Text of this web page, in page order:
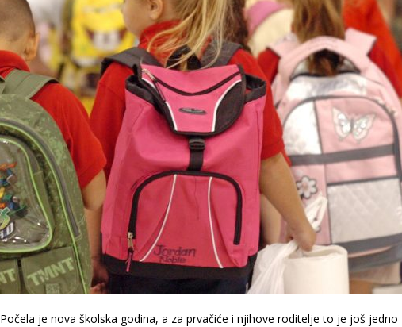
Počela je nova školska godina, a za prvačiće i njihove roditelje to je još jedno